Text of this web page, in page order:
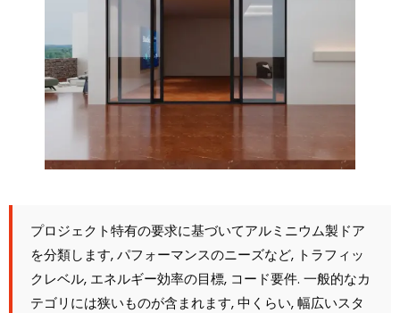
プロジェクト特有の要求に基づいてアルミニウム製ドア
を分類します, パフォーマンスのニーズなど, トラフィッ
クレベル, エネルギー効率の目標, コード要件. 一般的なカ
テゴリには狭いものが含まれます, 中くらい, 幅広いスタ